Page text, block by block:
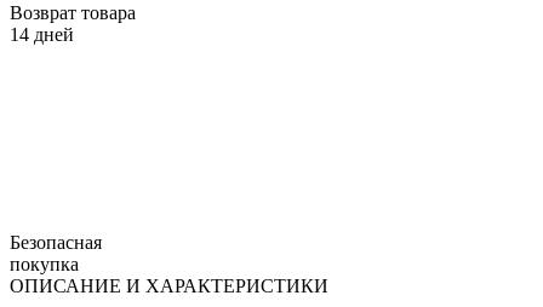
Возврат товара
14 дней
Безопасная
покупка
ОПИСАНИЕ И ХАРАКТЕРИСТИКИ